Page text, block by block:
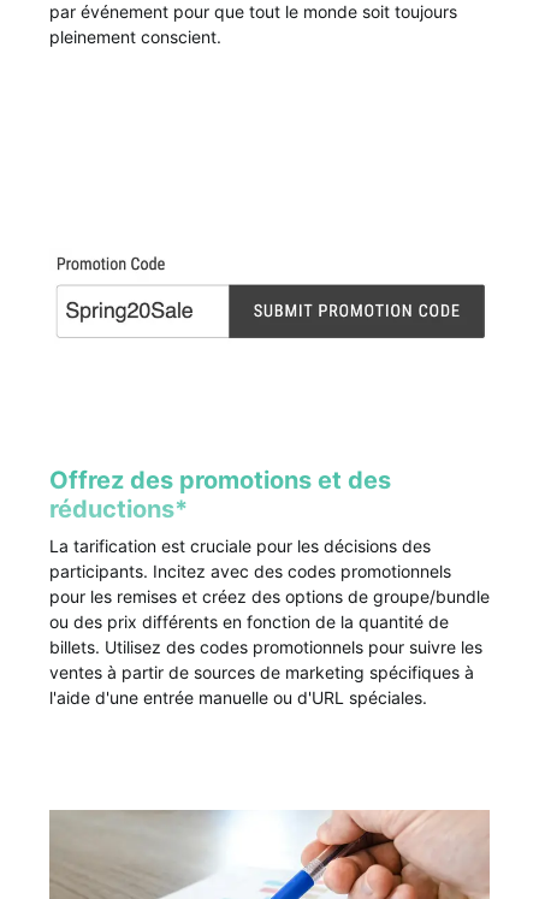
par événement pour que tout le monde soit toujours
pleinement conscient.
Offrez des promotions et des
réductions*
La tarification est cruciale pour les décisions des
participants. Incitez avec des codes promotionnels
pour les remises et créez des options de groupe/bundle
ou des prix différents en fonction de la quantité de
billets. Utilisez des codes promotionnels pour suivre les
ventes à partir de sources de marketing spécifiques à
l'aide d'une entrée manuelle ou d'URL spéciales.